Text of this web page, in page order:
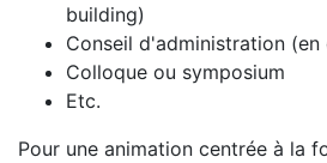
building)
Conseil d'administration
Colloque ou symposium
Etc.
Pour une animation centrée à la